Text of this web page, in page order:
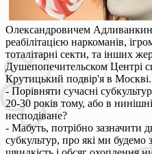
Олександровичем
реабілітацією наркоманів,
тоталітарні секти, та інших
Душепопечительском Центрі
Крутицький подвір'я в Москві.
- Порівняти сучасні
20-30 років тому, або в
несподіване?
- Мабуть, потрібно зазначити
субкультур, про які ми будемо